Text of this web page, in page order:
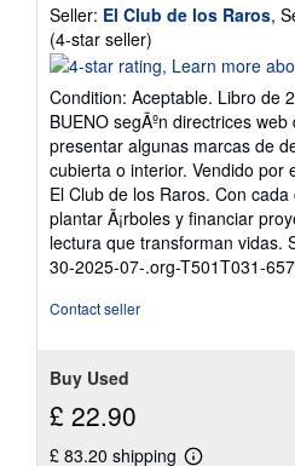
Seller: El Club de los Raros,
(4-star seller)
rating
out
of
5
stars
Condition: Aceptable. Libro de
BUENO segÃºn directrices
presentar algunas marcas de
cubierta o interior. Vendido por
El Club de los Raros. Con
plantar Ã¡rboles y financiar
lectura que transforman vidas.
30-2025-07-.org-T501T031-
Contact seller
Buy Used
£ 22.90
£ 83.20 shipping